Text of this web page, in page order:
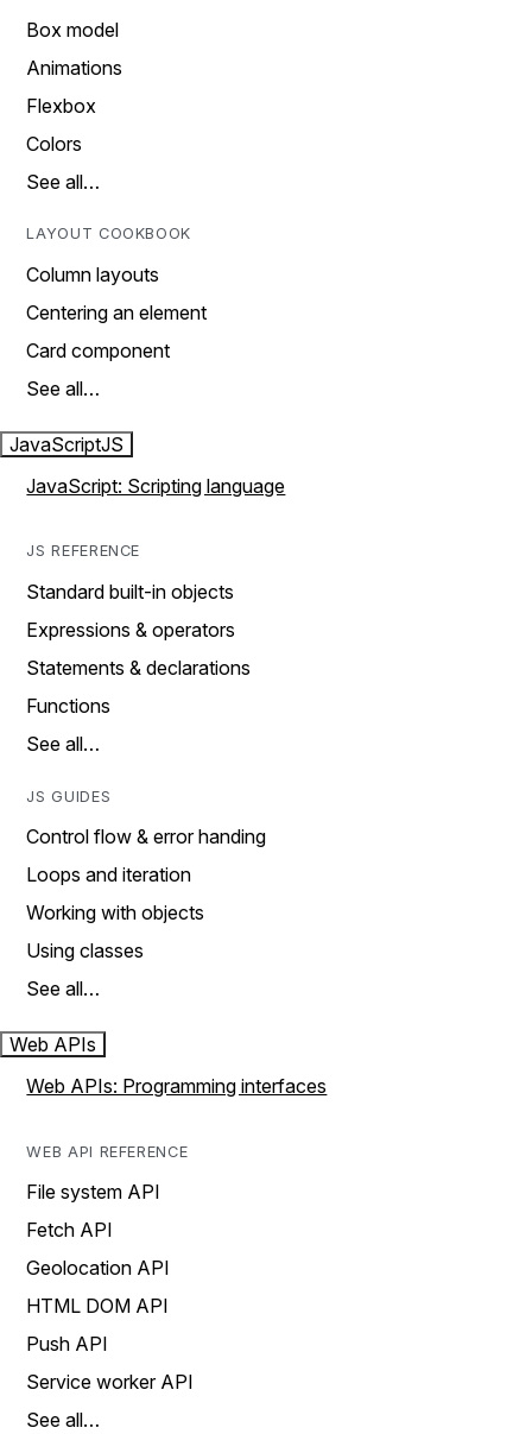
Box model
Animations
Flexbox
Colors
See all…
LAYOUT COOKBOOK
Column layouts
Centering an element
Card component
See all…
JavaScriptJS
JavaScript: Scripting language
JS REFERENCE
Standard built-in objects
Expressions & operators
Statements & declarations
Functions
See all…
JS GUIDES
Control flow & error handing
Loops and iteration
Working with objects
Using classes
See all…
Web APIs
Web APIs: Programming interfaces
WEB API REFERENCE
File system API
Fetch API
Geolocation API
HTML DOM API
Push API
Service worker API
See all…